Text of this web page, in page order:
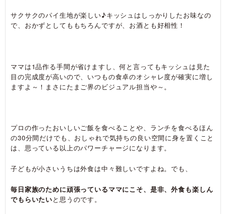
サクサクのパイ生地が楽しい♪キッシュはしっかりしたお味なの
で、おかずとしてももちろんですが、お酒とも好相性！
ママは1品作る手間が省けますし、何と言ってもキッシュは見た
目の完成度が高いので、いつもの食卓のオシャレ度が確実に増し
ますよ～！まさにたまご界のビジュアル担当や～。
プロの作ったおいしいご飯を食べることや、ランチを食べるほん
の30分間だけでも、おしゃれで気持ちの良い空間に身を置くこと
は、思っている以上のパワーチャージになります。
子どもが小さいうちは外食は中々難しいですよね。でも、
毎日家族のために頑張っているママにこそ、是非、外食も楽しん
でもらいたいと思うのです。